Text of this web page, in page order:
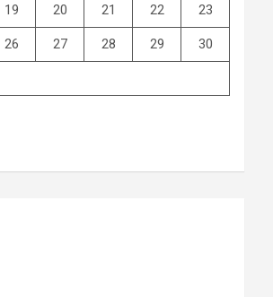
19 20 21 22 23
26 27 28 29 30